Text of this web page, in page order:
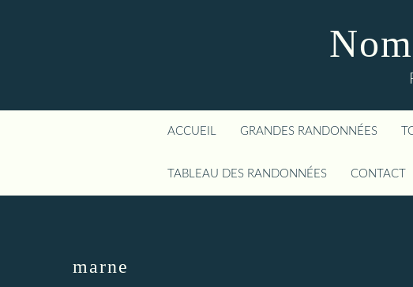
ACCUEIL GRANDES RANDONNÉES
TABLEAU DES RANDONNÉES CONTACT
marne